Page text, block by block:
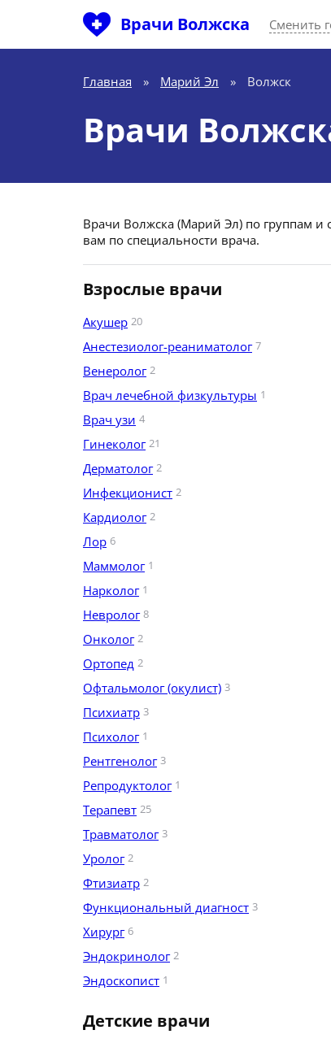
Врачи Волжска Сменить
Главная » Марий Эл » Волжск
Врачи
Врачи Волжска (Марий Эл) по группам и
вам по специальности врача.
Взрослые врачи
Акушер 20
Анестезиолог-реаниматолог 7
Венеролог 2
Врач лечебной физкультуры 1
Врач узи 4
Гинеколог 21
Дерматолог 2
Инфекционист 2
Кардиолог 2
Лор 6
Маммолог 1
Нарколог 1
Невролог 8
Онколог 2
Ортопед 2
Офтальмолог (окулист) 3
Психиатр 3
Психолог 1
Рентгенолог 3
Репродуктолог 1
Терапевт 25
Травматолог 3
Уролог 2
Фтизиатр 2
Функциональный диагност 3
Хирург 6
Эндокринолог 2
Эндоскопист 1
Детские врачи